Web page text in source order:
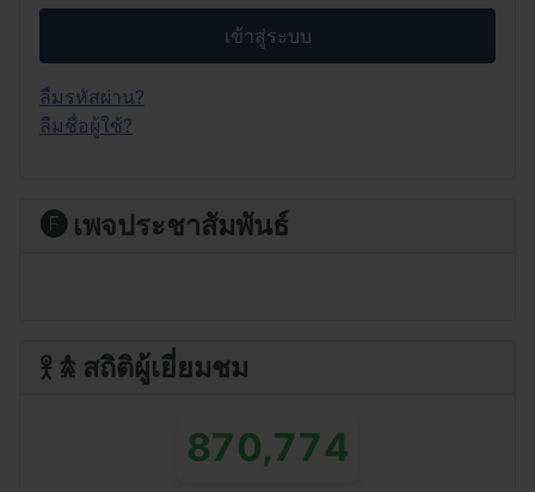
เข้าสู่ระบบ
ลืมรหัสผ่าน?
ลืมชื่อผู้ใช้?
🅕 เพจประชาสัมพันธ์
𖨆 𖠋 สถิติผู้เยี่ยมชม
870,774